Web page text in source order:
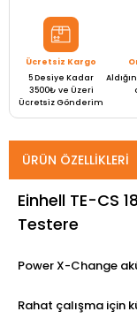
Ücretsiz Kargo
5 Desiye Kadar
3500₺ ve Üzeri
Ücretsiz Gönderim
ÜRÜN ÖZELLIKLERI
Einhell TE-CS
Testere
Power X-Change
Rahat çalışma için